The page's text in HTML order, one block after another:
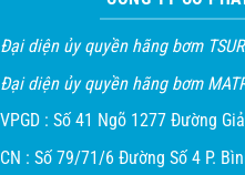
Đại diện ủy quyền hãng bơm
Đại diện ủy quyền hãng bơm
VPGD : Số 41 Ngõ 1277 Đường
CN : Số 79/71/6 Đường Số 4 P.